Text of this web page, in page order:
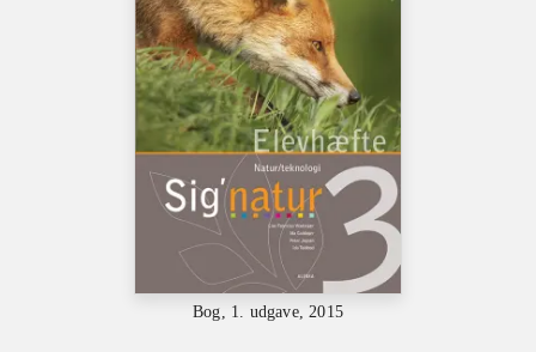
Bog, 1. udgave, 2015